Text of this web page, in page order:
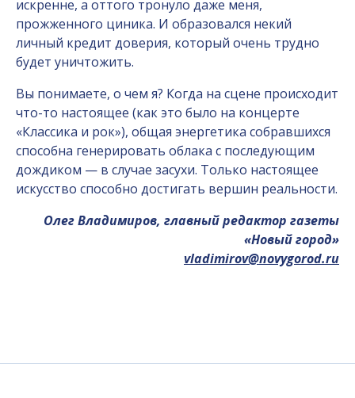
искренне, а оттого тронуло даже меня,
прожженного циника. И образовался некий
личный кредит доверия, который очень трудно
будет уничтожить.
Вы понимаете, о чем я? Когда на сцене происходит
что-то настоящее (как это было на концерте
«Классика и рок»), общая энергетика собравшихся
способна генерировать облака с последующим
дождиком — в случае засухи. Только настоящее
искусство способно достигать вершин реальности.
Олег Владимиров, главный редактор газеты
«Новый город»
vladimirov@novygorod.ru